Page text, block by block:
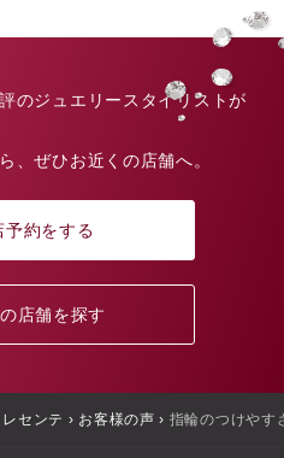
のジュエリースタイリストが
、ぜひお近くの店舗へ。
予約をする
店舗を探す
センテ › お客様の声 › 指輪のつけやす